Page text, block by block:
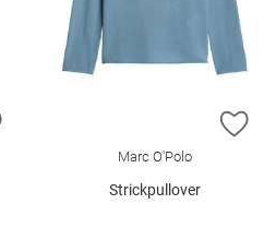
ZUR WUNSCHLISTE HINZUFÜGEN
Marc O'Polo
Strickpullover